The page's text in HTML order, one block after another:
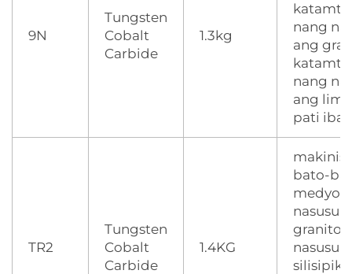
9N
Tungsten
Cobalt
Carbide
1.3kg
nang
ang
nang
ang
pati iba
TR2
Tungsten
Cobalt
Carbide
1.4KG
makinis
bato-
medyo
granito,